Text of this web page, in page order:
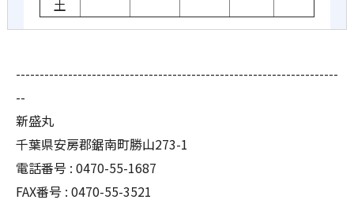
土
--------------------------------------------------------------------
--
新盛丸
千葉県安房郡鋸南町勝山273-1
電話番号 : 0470-55-1687
FAX番号 : 0470-55-3521